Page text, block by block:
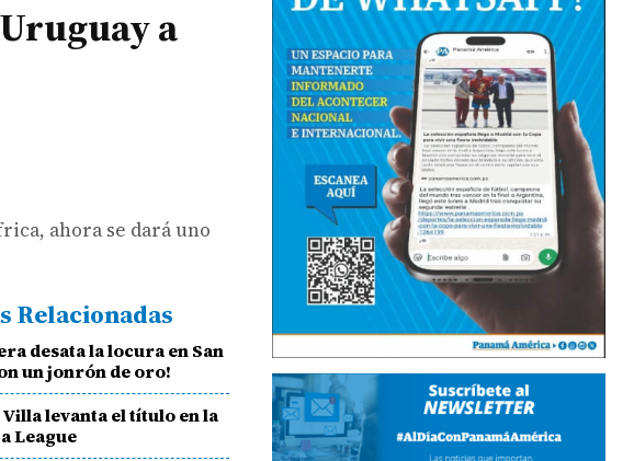
a
ahora se dará uno
Relacionadas
desata la locura en San
un jonrón de oro!
levanta el título en la
League